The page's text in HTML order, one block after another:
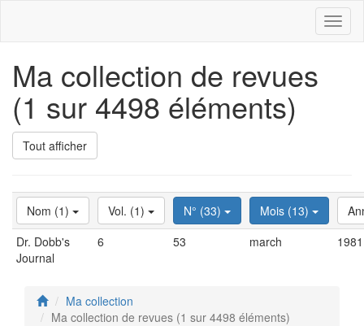
Ma collection de revues
(1 sur 4498 éléments)
Tout afficher
Nom (1) Vol. (1) N° (33) Mois (13)
Dr. Dobb's
Journal
6 53 march 1981
Ma collection
Ma collection de revues (1 sur 4498 éléments)